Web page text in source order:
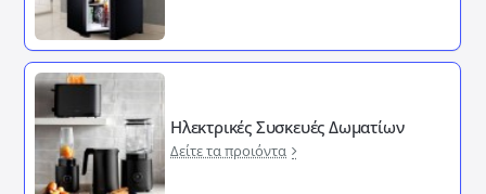
Ηλεκτρικές Συσκευές Δωματίων
Δείτε τα προιόντα